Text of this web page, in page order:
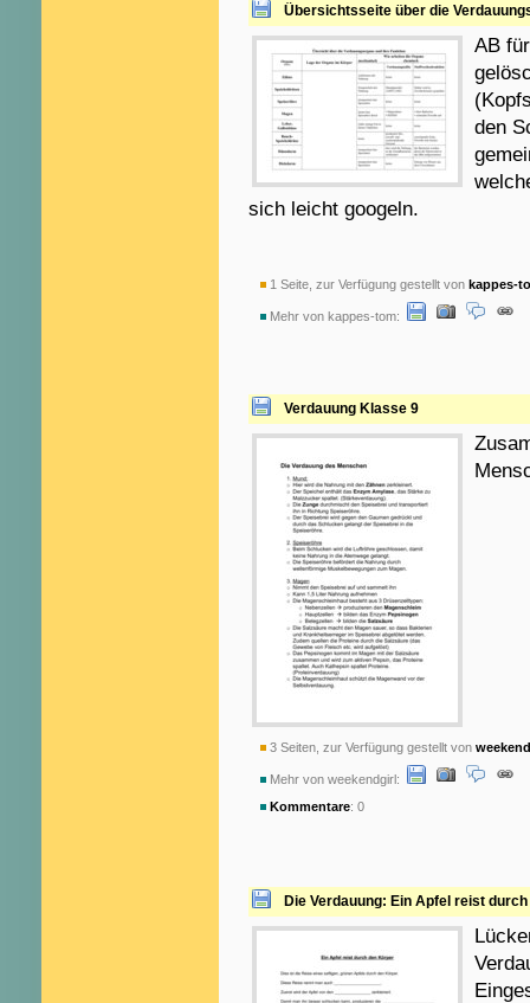
Übersichtsseite über die
AB
den
sich leicht googeln.
1 Seite, zur Verfügung gestellt von kappes-
Mehr von kappes-tom:
Verdauung Klasse 9
3 Seiten, zur Verfügung gestellt von
Mehr von weekendgirl:
Kommentare: 0
Die Verdauung: Ein Apfel reist